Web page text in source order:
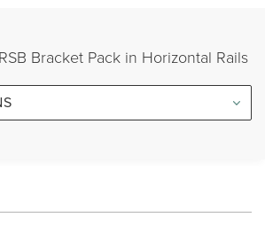
Bracket Pack in Horizontal Rails